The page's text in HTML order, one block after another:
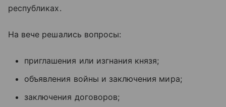
республиках.
На вече решались вопросы:
приглашения или изгнания князя;
объявления войны и заключения мира;
заключения договоров;